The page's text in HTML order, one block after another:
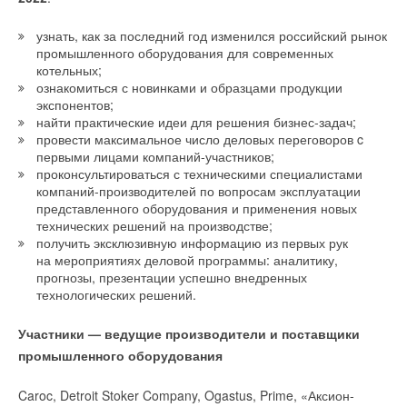
узнать, как за последний год изменился российский рынок
промышленного оборудования для современных
котельных;
ознакомиться с новинками и образцами продукции
экспонентов;
найти практические идеи для решения бизнес-задач;
провести максимальное число деловых переговоров c
первыми лицами компаний-участников;
проконсультироваться с техническими специалистами
компаний-производителей по вопросам эксплуатации
представленного оборудования и применения новых
технических решений на производстве;
получить эксклюзивную информацию из первых рук
на мероприятиях деловой программы: аналитику,
прогнозы, презентации успешно внедренных
технологических решений.
Участники — ведущие производители и поставщики
промышленного оборудования
Caroc, Detroit Stoker Company, Ogastus, Prime, «Аксион-
балконах нет зазоров. Панели обработаны с высокой
точностью и соединяются без трещин.
Отмечается, что возведение многоэтажных домов из
право приобрести либо традиционный велосипед, либо
электрический.
А граждане с более высокими доходами могут претендовать
на уменьшенный размер выплаты. Это предложение
действует с прошлого года, но лишь сейчас правительство
Франции решило увеличить субсидию до 4 тысячи евро.
ИСТОЧНИК: RECYCLEMAG.RU
Читайте по теме:
→
Коалиция из 19 штатов и Нью-Йорка подала в суд на
→
Города начнут строить по ГОСТу с учетом изменений
НОВОСТИ СОК 22 ИЮЛЯ 2026
для электроавтомобилей
НОВОСТИ СОК 14 ИЮЛЯ 2026
После начала специальной военной операции на Украине
приостановлена. Сейчас, не видя возможности возобновить
работы в обозримом будущем, руководство Grundfos
Райан Син, глава европейского отдела компании
EcoFlow
«Компания EcoFlow стремится разрабатывать
инновационные решения в сфере возобновляемой энергии.